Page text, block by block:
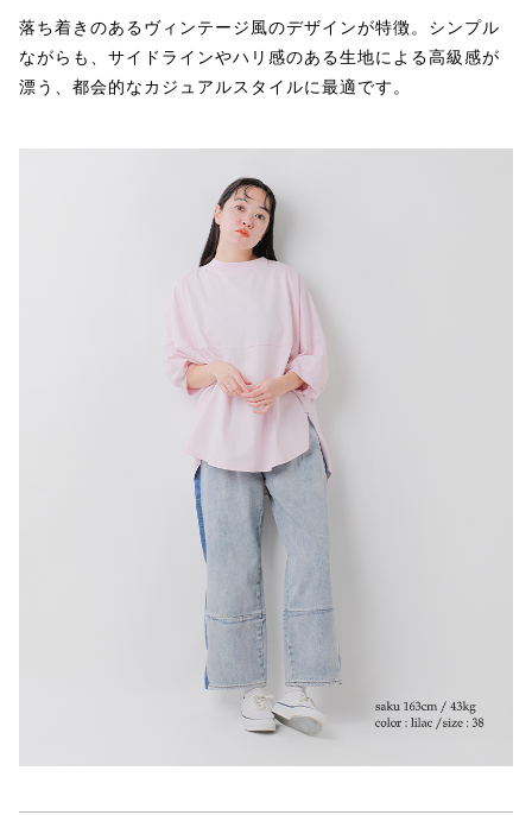
落ち着きのあるヴィンテージ風のデザインが特徴。シンプル
ながらも、サイドラインやハリ感のある生地による高級感が
漂う、都会的なカジュアルスタイルに最適です。